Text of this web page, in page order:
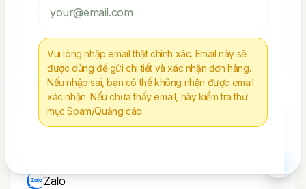
Các Sản Phẩm Via, Clone
Vui lòng nhập email thật chính xác. Email này sẽ
được dùng để gửi chi tiết và xác nhận đơn hàng.
Nếu nhập sai, bạn có thể không nhận được email
xác nhận. Nếu chưa thấy email, hãy kiểm tra thư
mục Spam/Quảng cáo.
Tiếp Tục Mua Hàng
Chúng tôi không chịu trách nhiệm cho bất kì
hành vi nào sử dụng tài nguyên sai mục đích
Zalo